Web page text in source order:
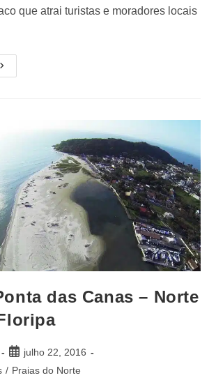
que atrai turistas e moradores locais
das Canas – Norte
julho 22, 2016
/ Praias do Norte